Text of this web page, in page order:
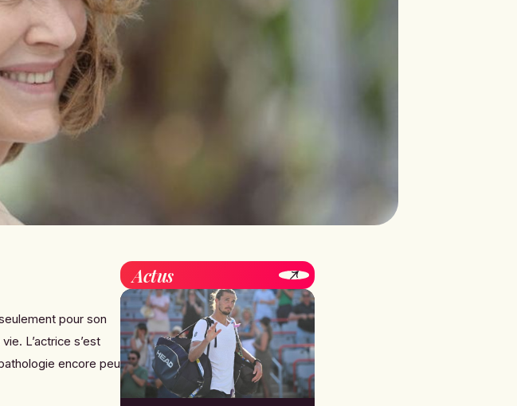
pour son
L’actrice s’est
encore peu
Actus